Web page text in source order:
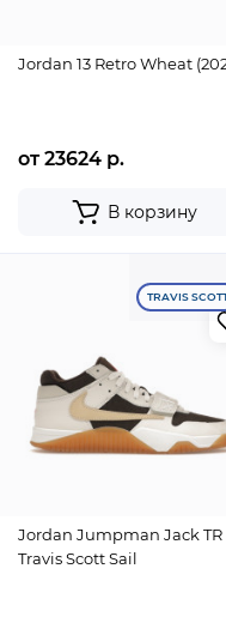
Jordan 13 Retro Wheat
от 23624 р.
В корзину
TRAVIS
Jordan Jumpman Jack TR
Travis Scott Sail